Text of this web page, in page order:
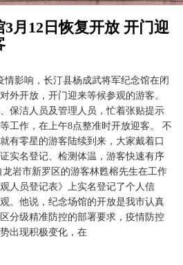
月12日恢复开放 开门迎
情影响，长汀县杨成武将军纪念馆在闭
外开放，开门迎来等候参观的游客。
保洁人员及管理人员，忙着张贴提示
工作，在上午8点整准时开放迎客。 不
有零星的游客陆续到来，大家戴着口
实名登记、检测体温，游客快速有序
岩市新罗区的游客林甦榕先生在工作
人员登记表》上实名登记了个人信
。他说，纪念场馆的开放是我市认真
分级精准防控的部署要求，疫情防控
出现积极变化，在